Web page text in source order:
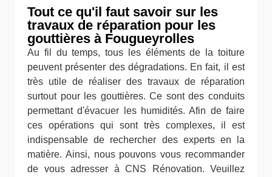
Tout ce qu'il faut savoir sur les
travaux de réparation pour les
gouttières à Fougueyrolles
Au fil du temps, tous les éléments de la toiture
peuvent présenter des dégradations. En fait, il est
très utile de réaliser des travaux de réparation
surtout pour les gouttières. Ce sont des conduits
permettant d'évacuer les humidités. Afin de faire
ces opérations qui sont très complexes, il est
indispensable de rechercher des experts en la
matière. Ainsi, nous pouvons vous recommander
de vous adresser à CNS Rénovation. Veuillez